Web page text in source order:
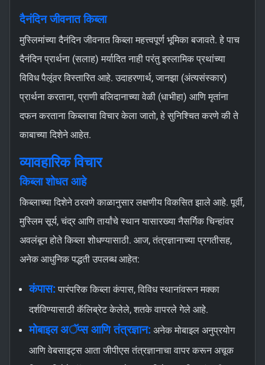
दैनंदिन जीवनात किब्ला
मुस्लिमांच्या दैनंदिन जीवनात किब्ला महत्त्वपूर्ण भूमिका बजावते. हे पाच
दैनंदिन प्रार्थना (सलाह) मर्यादित नाही परंतु इस्लामिक प्रथांच्या
विविध पैलूंवर विस्तारित आहे. उदाहरणार्थ, जानझा (अंत्यसंस्कार)
प्रार्थना करताना, प्राणी बलिदानाच्या वेळी (धाभीहा) आणि मृतांना
दफन करताना किब्लाचा विचार केला जातो, हे सुनिश्चित करणे की ते
काबाच्या दिशेने आहेत.
व्यावहारिक विचार
किब्ला शोधत आहे
किब्लाच्या दिशेने ठरवणे काळानुसार लक्षणीय विकसित झाले आहे. पूर्वी,
मुस्लिम सूर्य, चंद्र आणि तार्यांचे स्थान यासारख्या नैसर्गिक चिन्हांवर
अवलंबून होते किब्ला शोधण्यासाठी. आज, तंत्रज्ञानाच्या प्रगतीसह,
अनेक आधुनिक पद्धती उपलब्ध आहेत:
कंपास:पारंपरिक किब्ला कंपास, विविध स्थानांवरून मक्का
दर्शविण्यासाठी कॅलिब्रेट केलेले, शतके वापरले गेले आहे.
मोबाइल अॅप्स आणि तंत्रज्ञान: अनेक मोबाइल अनुप्रयोग
आणि वेबसाइट्स आता जीपीएस तंत्रज्ञानाचा वापर करून अचूक